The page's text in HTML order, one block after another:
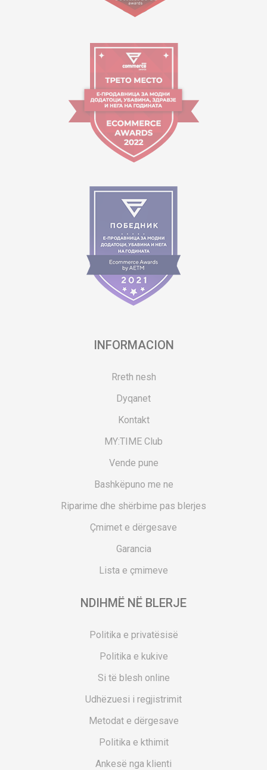
INFORMACION
Rreth nesh
Dyqanet
Kontakt
MY:TIME Club
Vende pune
Bashkëpuno me ne
Riparime dhe shërbime pas blerjes
Çmimet e dërgesave
Garancia
Lista e çmimeve
NDIHMË NË BLERJE
Politika e privatësisë
Politika e kukive
Si të blesh online
Udhëzuesi i regjistrimit
Metodat e dërgesave
Politika e kthimit
Ankesë nga klienti